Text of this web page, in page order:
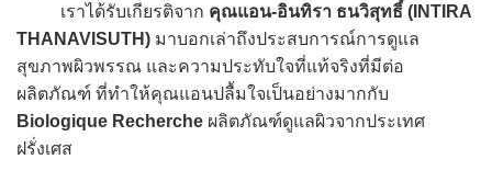
เราได้รับเกียรติจาก คุณแอน-อินทิรา ธนวิสุทธิ์ (INTIRA
THANAVISUTH) มาบอกเล่าถึงประสบการณ์การดูแล
สุขภาพผิวพรรณ และความประทับใจที่แท้จริงที่มีต่อ
ผลิตภัณฑ์ ที่ทำให้คุณแอนปลื้มใจเป็นอย่างมากกับ
Biologique Recherche ผลิตภัณฑ์ดูแลผิวจากประเทศ
ฝรั่งเศส